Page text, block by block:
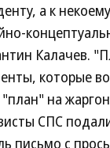
а к
Калачев.
которые
на
СПС
письмо с